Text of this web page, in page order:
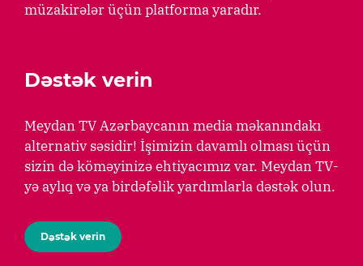
müzakirələr üçün platforma yaradır.
Dəstək verin
Meydan TV Azərbaycanın media məkanındakı
alternativ səsidir! İşimizin davamlı olması üçün
sizin də köməyinizə ehtiyacımız var. Meydan TV-
yə aylıq və ya birdəfəlik yardımlarla dəstək olun.
Dəstək verin